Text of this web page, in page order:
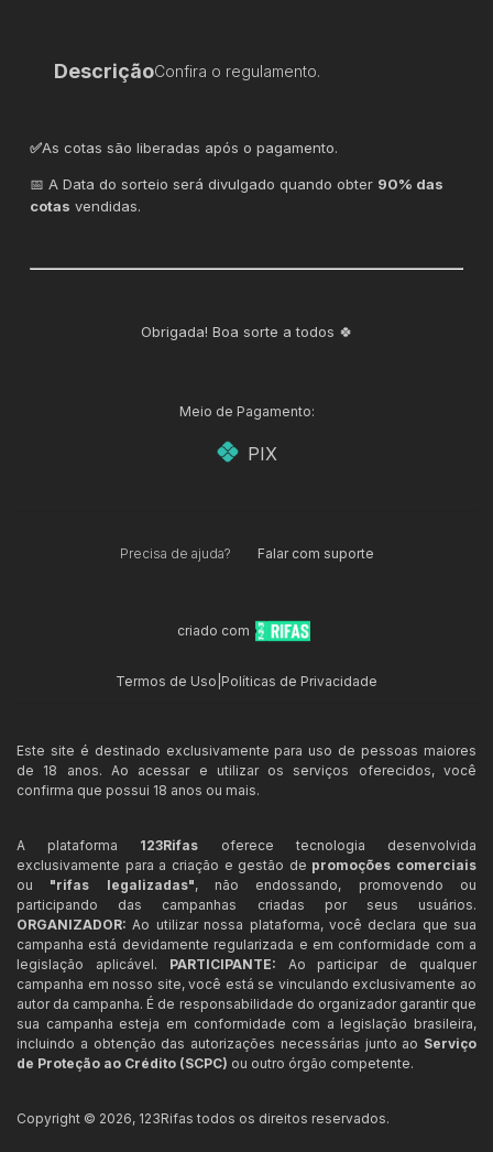
DescriçãoConfira o regulamento.
✅As cotas são liberadas após o pagamento.
📅 A Data do sorteio será divulgado quando obter 90% das
cotas vendidas.
Obrigada! Boa sorte a todos 🍀
Meio de Pagamento:
PIX
Precisa de ajuda? Falar com suporte
criado com
Termos de Uso Políticas de Privacidade
Este site é destinado exclusivamente para uso de pessoas maiores
de 18 anos. Ao acessar e utilizar os serviços oferecidos, você
confirma que possui 18 anos ou mais.
A plataforma 123Rifas oferece tecnologia desenvolvida
exclusivamente para a criação e gestão de promoções comerciais
ou "rifas legalizadas", não endossando, promovendo ou
participando das campanhas criadas por seus usuários.
ORGANIZADOR: Ao utilizar nossa plataforma, você declara que sua
campanha está devidamente regularizada e em conformidade com a
legislação aplicável. PARTICIPANTE: Ao participar de qualquer
campanha em nosso site, você está se vinculando exclusivamente ao
autor da campanha. É de responsabilidade do organizador garantir que
sua campanha esteja em conformidade com a legislação brasileira,
incluindo a obtenção das autorizações necessárias junto ao Serviço
de Proteção ao Crédito (SCPC) ou outro órgão competente.
Copyright © 2026, 123Rifas todos os direitos reservados.